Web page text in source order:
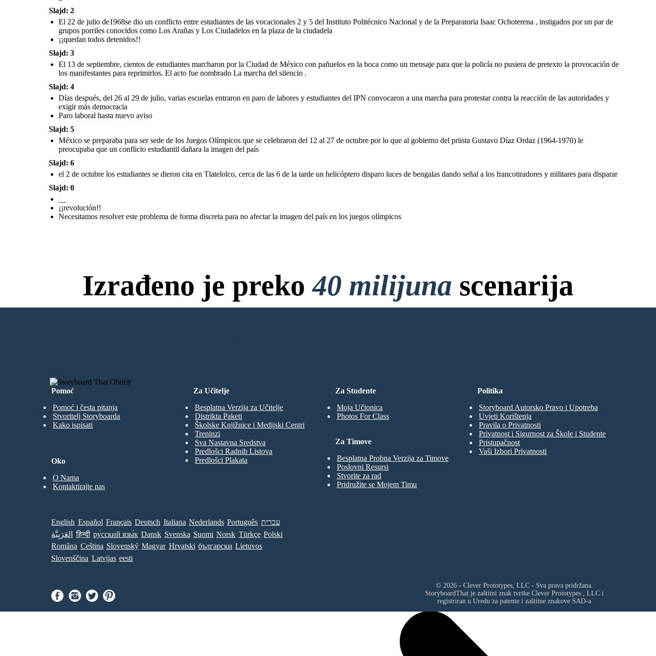
el 2 de octubre los estudiantes se dieron cita en Tlatelolco,
cerca de las 6 de la tarde un helicóptero disparo luces de
bengalas dando señal a los francotiradores y militares para
Slajd: 2
El 22 de julio de1968se dio un conflicto entre estudiantes de las vocacionales 2 y 5 del Instituto Politécnico Nacional y de la Preparatoria Isaac Ochoterena , instigados por un par de
grupos porriles conocidos como Los Arañas y Los Ciudadelos en la plaza de la ciudadela
¡¡quedan todos detenidos!!
Slajd: 3
El 13 de septiembre, cientos de estudiantes marcharon por la Ciudad de México con pañuelos en la boca como un mensaje para que la policía no pusiera de pretexto la provocación de
los manifestantes para reprimirlos. El acto fue nombrado La marcha del silencio .
Slajd: 4
Días después, del 26 al 29 de julio, varias escuelas entraron en paro de labores y estudiantes del IPN convocaron a una marcha para protestar contra la reacción de las autoridades y
exigir más democracia
Paro laboral hasta nuevo aviso
Slajd: 5
México se preparaba para ser sede de los Juegos Olímpicos que se celebraron del 12 al 27 de octubre por lo que al gobierno del priista Gustavo Díaz Ordaz (1964-1970) le
preocupaba que un conflicto estudiantil dañara la imagen del país
Slajd: 6
el 2 de octubre los estudiantes se dieron cita en Tlatelolco, cerca de las 6 de la tarde un helicóptero disparo luces de bengalas dando señal a los francotiradores y militares para disparar
Slajd: 0
¡¡revolución!!
Necesitamos resolver este problema de forma discreta para no afectar la imagen del país en los juegos olímpicos
Izrađeno je preko40 milijuna scenarija
Bez Preuzimanja, bez Kreditne Kartice i bez Prijave!
Pomoć
Pomoć i česta pitanja
Stvoritelj Storyboarda
Kako ispisati
Za Studente
Moja Učionica
Photos For Class
Za Učitelje
Besplatna Verzija za Učitelje
Distrikta Paketi
Školske Knjižnice i Medijski Centri
Treninzi
Sva Nastavna Sredstva
Predlošci Radnih Listova
Predlošci Plakata
Za Timove
Besplatna Probna Verzija za Timove
Poslovni Resursi
Stvorite za rad
Pridružite se Mojem Timu
Oko
O Nama
Kontaktirajte nas
Politika
Storyboard Autorsko Pravo i Upotreba
Uvjeti Korištenja
Pravila o Privatnosti
Privatnost i Sigurnost za Škole i Studente
Pristupačnost
Vaši Izbori Privatnosti
English Español Français Deutsch Italiana Nederlands Português עברית
العَرَبِيَّة
हिन्दी ру́сский язы́к Dansk Svenska Suomi Norsk Türkçe Polski
Româna Ceština Slovenský Magyar Hrvatski български Lietuvos
Slovenščina Latvijas eesti
© 2026 - Clever Prototypes, LLC - Sva prava pridržana.
StoryboardThat je zaštitni znak tvrtke Clever Prototypes , LLCi
registriran u Uredu za patente i zaštitne znakove SAD-a